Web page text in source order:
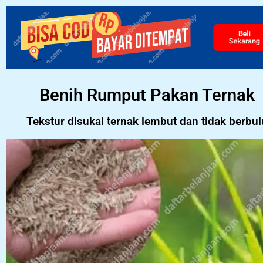
Beli
Sekarang
Benih Rumput Pakan Ternak
Tekstur disukai ternak lembut dan tidak